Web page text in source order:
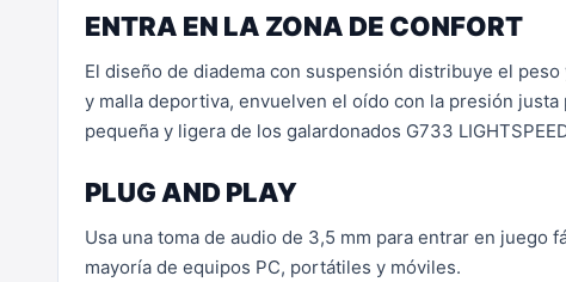
ENTRA EN LA ZONA DE CONFORT
El diseño de diadema con suspensión distribuye el
y malla deportiva, envuelven el oído con la presión
pequeña y ligera de los galardonados G733
PLUG AND PLAY
Usa una toma de audio de 3,5 mm para entrar en
mayoría de equipos PC, portátiles y móviles.